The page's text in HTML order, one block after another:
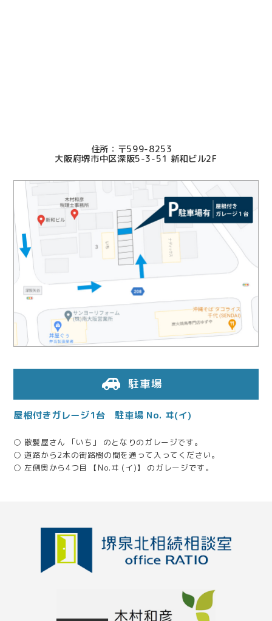
迅速、丁寧にご対応いただき誠にありがとうございまし
2025.07.17
良き先生方に知り合えたことに感謝いたします。
2025.07.01
依頼側の立場になった親切、ていねいなご対応で大変助
2025.07.01
無事、終わったのでホッとしています。
ご丁寧な対応に努めて下さって御礼申し上げます。
2025.06.05
2025.04.01
親身になって話を聞いてくれた
2024.10.04
〒599-8253
大阪府堺市中区深阪5-3-51 新和ビル2F
駐車場
屋根付きガレージ1台 駐車場 No. ヰ(イ)
○ 散髪屋さん 「いち」 のとなりのガレージです。
○ 道路から2本の街路樹の間を通って入ってください。
○ 左側奥から4つ目 【No.ヰ (イ)】 のガレージです。